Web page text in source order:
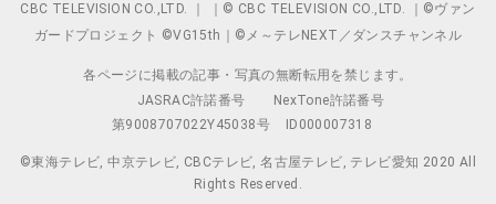
CBC TELEVISION CO.,LTD. ｜ ｜© CBC TELEVISION CO.,LTD. ｜©ヴァン
ガードプロジェクト ©VG15th｜©メ～テレNEXT／ダンスチャンネル
各ページに掲載の記事・写真の無断転用を禁じます。
JASRAC許諾番号
NexTone許諾番号
第9008707022Y45038号
ID000007318
©東海テレビ, 中京テレビ, CBCテレビ, 名古屋テレビ, テレビ愛知 2020 All
Rights Reserved.